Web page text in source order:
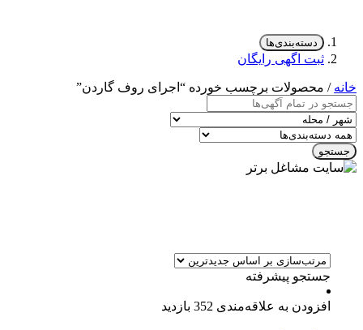
دسته‌بندی‌ها
ثبت اگهی رایگان
خانه / محصولات برچسب خورده “اجرای روف گاردن”
جستجو
جستجو پیشرفته
افزودن به علاقه‌مندی 352 بازدید